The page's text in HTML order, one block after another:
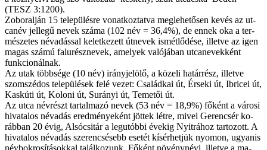
(TESZ 3:1200).
Zob­o­ralján 15 te­le­pü­lés­re vo­nat­koz­tat­va meg­le­he­tő­sen ke­vés az ut­
ca­név jel­le­gű ne­vek szá­ma (102 név = 36,4%), de en­nek oka a ter­
mé­sze­tes név­adás­sal ke­let­ke­zett út­ne­vek is­mét­lő­dé­se, il­let­ve az igen
ma­gas szá­mú falurészn­evek, ame­lyek va­ló­já­ban ut­ca­ne­vek­ként
funk­ci­o­nál­nak.
Az utak több­sé­ge (10 név) irány­je­lö­lő, a kö­ze­li ha­tár­rész, il­let­ve
szom­szé­dos te­le­pü­lé­sek fe­lé ve­zet: Család­kai út, Ér­se­ki út, Ibri­cei út,
Kaskúti út, Koloni út, Surányi út, Te­me­tői út.
Az ut­ca név­részt tar­tal­ma­zó ne­vek (53 név = 18,9%) fő­ként a vá­ro­si
hi­va­ta­los név­adás ered­mé­nye­ként jöt­tek lét­re, mi­vel Ge­ren­csér ko­
ráb­ban 20 évig, Alsóc­sitár a leg­utób­bi éve­kig Nyitrához tar­to­zott. A
hi­va­ta­los név­adás sze­ren­csé­sebb ese­tét kí­sér­het­jük nyo­mon, ugyan­is
név­bok­ro­sí­tá­sok­kal ta­lál­ko­zunk. Fő­ként nö­vény­né­vi, il­let­ve a ma­